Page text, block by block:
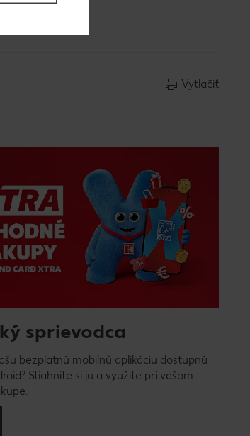
Vytlačiť
sprievodca
bezplatnú mobilnú aplikáciu dostupnú
Stiahnite si ju a využite pri vašom